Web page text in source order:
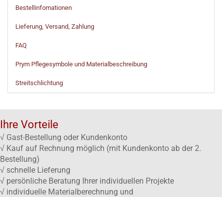
Bestellinfomationen
Lieferung, Versand, Zahlung
FAQ
Prym Pflegesymbole und Materialbeschreibung
Streitschlichtung
Ihre Vorteile
√ Gast-Bestellung oder Kundenkonto
√ Kauf auf Rechnung möglich (mit Kundenkonto ab der 2.
Bestellung)
√ schnelle Lieferung
√ persönliche Beratung Ihrer individuellen Projekte
√ individuelle Materialberechnung und